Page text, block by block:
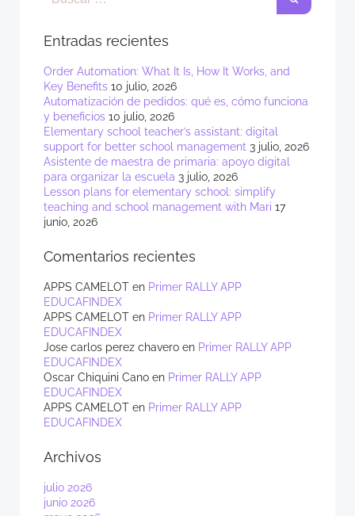
Entradas recientes
Order Automation: What It Is, How It Works, and
Key Benefits 10 julio, 2026
Automatización de pedidos: qué es, cómo funciona
y beneficios 10 julio, 2026
Elementary school teacher’s assistant: digital
support for better school management 3 julio, 2026
Asistente de maestra de primaria: apoyo digital
para organizar la escuela 3 julio, 2026
Lesson plans for elementary school: simplify
teaching and school management with Mari 17
junio, 2026
Comentarios recientes
APPS CAMELOT en Primer RALLY APP
EDUCAFINDEX
APPS CAMELOT en Primer RALLY APP
EDUCAFINDEX
Jose carlos perez chavero en Primer RALLY APP
EDUCAFINDEX
Oscar Chiquini Cano en Primer RALLY APP
EDUCAFINDEX
APPS CAMELOT en Primer RALLY APP
EDUCAFINDEX
Archivos
julio 2026
junio 2026